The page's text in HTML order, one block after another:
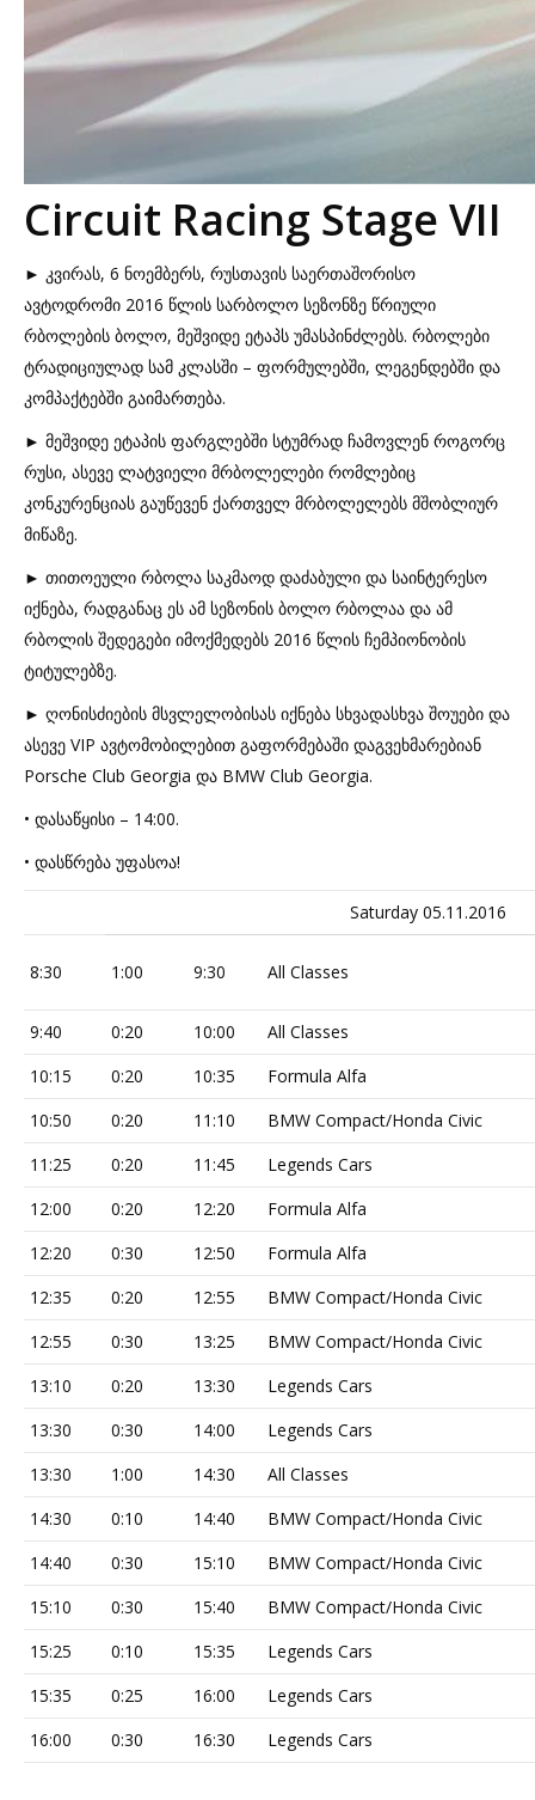
Circuit Racing Stage VII
► კვირას, 6 ნოემბერს, რუსთავის საერთაშორისო
ავტოდრომი 2016 წლის სარბოლო სეზონზე წრიული
რბოლების ბოლო, მეშვიდე ეტაპს უმასპინძლებს. რბოლები
ტრადიციულად სამ კლასში – ფორმულებში, ლეგენდებში და
კომპაქტებში გაიმართება.
► მეშვიდე ეტაპის ფარგლებში სტუმრად ჩამოვლენ როგორც
რუსი, ასევე ლატვიელი მრბოლელები რომლებიც
კონკურენციას გაუწევენ ქართველ მრბოლელებს მშობლიურ
მიწაზე.
► თითოეული რბოლა საკმაოდ დაძაბული და საინტერესო
იქნება, რადგანაც ეს ამ სეზონის ბოლო რბოლაა და ამ
რბოლის შედეგები იმოქმედებს 2016 წლის ჩემპიონობის
ტიტულებზე.
► ღონისძიების მსვლელობისას იქნება სხვადასხვა შოუები და
ასევე VIP ავტომობილებით გაფორმებაში დაგვეხმარებიან
Porsche Club Georgia და BMW Club Georgia.
• დასაწყისი – 14:00.
• დასწრება უფასოა!
Saturday 05.11.2016
8:30 1:00 9:30 All Classes
9:40 0:20 10:00
All Classes
10:15
0:20 10:35
Formula Alfa
10:50
0:20 11:10
BMW Compact/Honda Civic
11:25
0:20 11:45
Legends Cars
12:00
0:20 12:20
Formula Alfa
12:20
0:30 12:50
Formula Alfa
12:35
0:20 12:55
BMW Compact/Honda Civic
12:55
0:30 13:25
BMW Compact/Honda Civic
13:10
0:20 13:30
Legends Cars
13:30
0:30 14:00
Legends Cars
13:30
1:00 14:30
All Classes
14:30
0:10 14:40
BMW Compact/Honda Civic
14:40
0:30 15:10
BMW Compact/Honda Civic
15:10
0:30 15:40
BMW Compact/Honda Civic
15:25
0:10 15:35
Legends Cars
15:35
0:25 16:00
Legends Cars
16:00
0:30 16:30 Legends Cars